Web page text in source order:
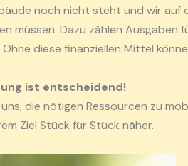
noch nicht steht und wir auf
müssen. Dazu zählen
diese finanziellen Mittel
ist entscheidend!
die nötigen Ressourcen zu
Ziel Stück für Stück näher.